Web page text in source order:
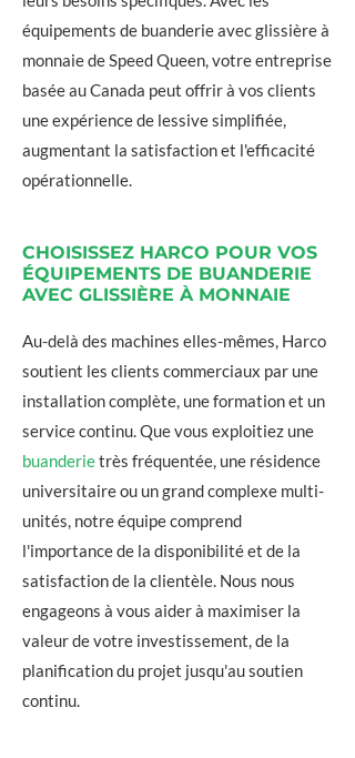
équipements de buanderie avec glissière à
monnaie de Speed Queen, votre entreprise
basée au Canada peut offrir à vos clients
une expérience de lessive simplifiée,
augmentant la satisfaction et l'efficacité
opérationnelle.
CHOISISSEZ HARCO POUR VOS
ÉQUIPEMENTS DE BUANDERIE
AVEC GLISSIÈRE À MONNAIE
Au-delà des machines elles-mêmes, Harco
soutient les clients commerciaux par une
installation complète, une formation et un
service continu. Que vous exploitiez une
buanderietrès fréquentée, une résidence
universitaire ou un grand complexe multi-
unités, notre équipe comprend
l'importance de la disponibilité et de la
satisfaction de la clientèle. Nous nous
engageons à vous aider à maximiser la
valeur de votre investissement, de la
planification du projet jusqu'au soutien
continu.